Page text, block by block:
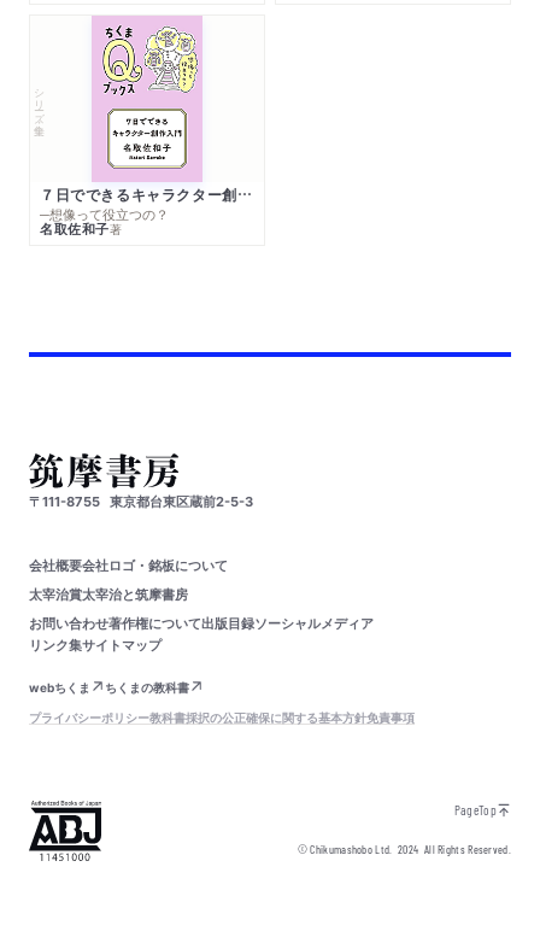
シリーズ・全集
７日でできるキャラクター創作入門
─想像って役立つの？
名取佐和子著
〒111-8755 東京都台東区蔵前2-5-3
会社概要会社ロゴ・銘板について
太宰治賞太宰治と筑摩書房
お問い合わせ著作権について出版目録ソーシャルメディア
リンク集サイトマップ
webちくま
ちくまの教科書
プライバシーポリシー教科書採択の公正確保に関する基本方針免責事項
PageTop
© Chikumashobo Ltd.2024 All Rights Reserved.